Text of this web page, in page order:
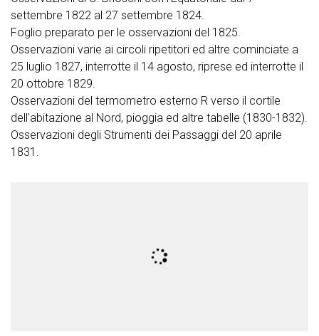
settembre 1822 al 27 settembre 1824.
Foglio preparato per le osservazioni del 1825.
Osservazioni varie ai circoli ripetitori ed altre cominciate a
25 luglio 1827, interrotte il 14 agosto, riprese ed interrotte il
20 ottobre 1829.
Osservazioni del termometro esterno R verso il cortile
dell'abitazione al Nord, pioggia ed altre tabelle (1830-1832).
Osservazioni degli Strumenti dei Passaggi del 20 aprile
1831.